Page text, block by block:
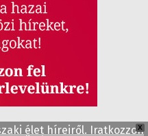
X
élet híreiről. Iratkozzon